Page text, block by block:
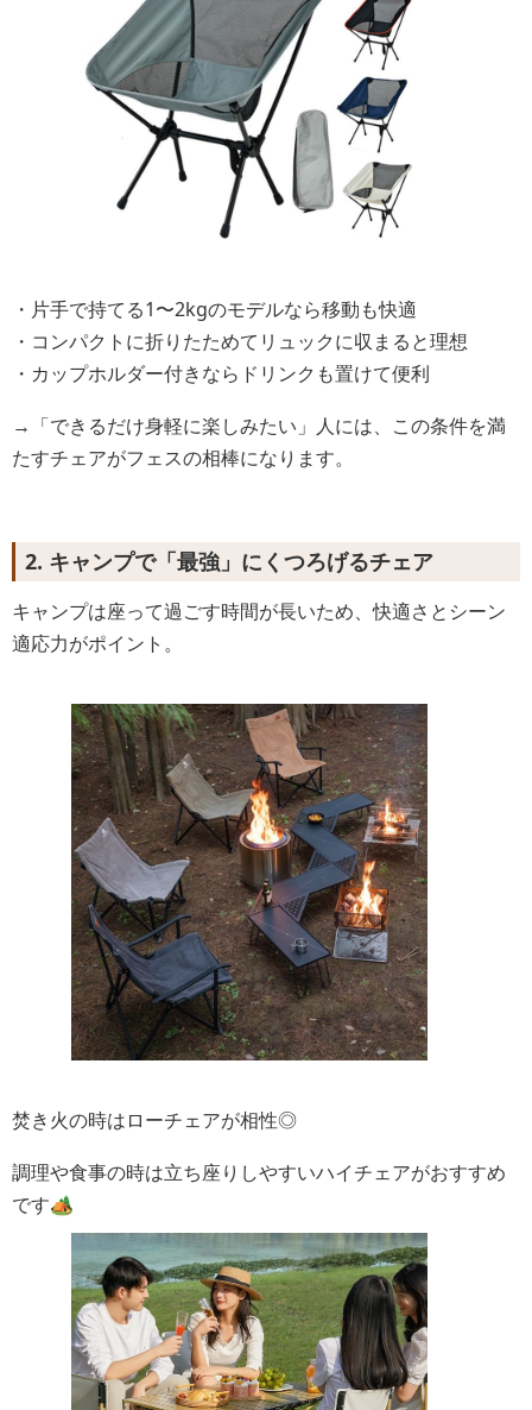
・片手で持てる1〜2kgのモデルなら移動も快適
・コンパクトに折りたためてリュックに収まると理想
・カップホルダー付きならドリンクも置けて便利
→「できるだけ身軽に楽しみたい」人には、この条件を満
たすチェアがフェスの相棒になります。
2. キャンプで「最強」にくつろげるチェア
キャンプは座って過ごす時間が長いため、快適さとシーン
適応力がポイント。
焚き火の時はローチェアが相性◎
調理や食事の時は立ち座りしやすいハイチェアがおすすめ
です🏕️